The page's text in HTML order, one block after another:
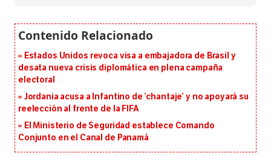
Estados Unidos revoca visa a embajadora de Brasil y
desata nueva crisis diplomática en plena campaña
electoral
Jordania acusa a Infantino de ‘chantaje’ y no apoyará su
reelección al frente de la FIFA
El Ministerio de Seguridad establece Comando
Conjunto en el Canal de Panamá